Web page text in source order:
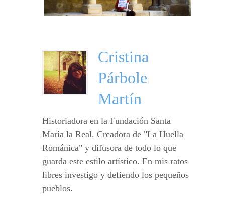
Cristina
Párbole
Martín
Historiadora en la Fundación Santa
María la Real. Creadora de "La Huella
Románica" y difusora de todo lo que
guarda este estilo artístico. En mis ratos
libres investigo y defiendo los pequeños
pueblos.